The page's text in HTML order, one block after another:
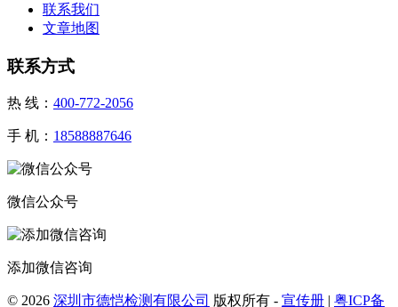
联系我们
文章地图
联系方式
热 线： 400-772-2056
手 机： 18588887646
微信公众号
添加微信咨询
© 2026 深圳市德恺检测有限公司 版权所有 - 宣传册
粤ICP备